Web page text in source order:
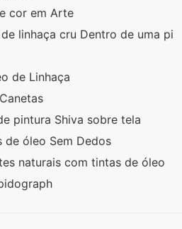
cor em Arte
linhaça cru Dentro de uma pi
de Linhaça
pintura Shiva sobre tela
de óleo Sem Dedos
naturais com tintas de óleo